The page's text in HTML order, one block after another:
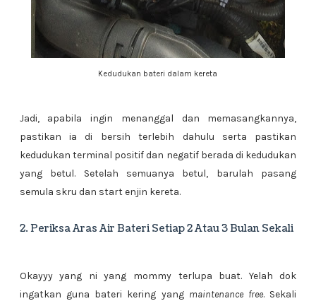
Kedudukan bateri dalam kereta
Jadi, apabila ingin menanggal dan memasangkannya,
pastikan ia di bersih terlebih dahulu serta pastikan
kedudukan terminal positif dan negatif berada di kedudukan
yang betul. Setelah semuanya betul, barulah pasang
semula skru dan start enjin kereta.
2. Periksa Aras Air Bateri Setiap 2 Atau 3 Bulan Sekali
Okayyy yang ni yang mommy terlupa buat. Yelah dok
ingatkan guna bateri kering yang maintenance free. Sekali